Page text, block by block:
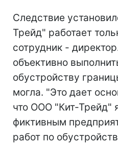
Следствие
Трейд" работает
сотрудник -
объективно
обустройству
могла. "Это дает
что ООО "Кит-Трейд"
фиктивным
работ по